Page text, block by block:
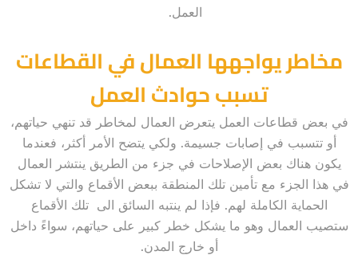
العمل.
مخاطر يواجهها العمال في القطاعات
تسبب حوادث العمل
في بعض قطاعات العمل يتعرض العمال لمخاطر قد تنهي حياتهم،
أو تتسبب في إصابات جسيمة. ولكي يتضح الأمر أكثر، فعندما
يكون هناك بعض الإصلاحات في جزء من الطريق ينتشر العمال
في هذا الجزء مع تأمين تلك المنطقة ببعض الأقماع والتي لا تشكل
الحماية الكاملة لهم. فإذا لم ينتبه السائق الى تلك الأقماع
ستصيب العمال وهو ما يشكل خطر كبير على حياتهم، سواءً داخل
أو خارج المدن.